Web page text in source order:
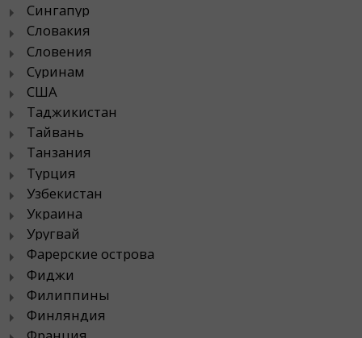
Сингапур
Словакия
Словения
Суринам
США
Таджикистан
Тайвань
Танзания
Турция
Узбекистан
Украина
Уругвай
Фарерские острова
Фиджи
Филиппины
Финляндия